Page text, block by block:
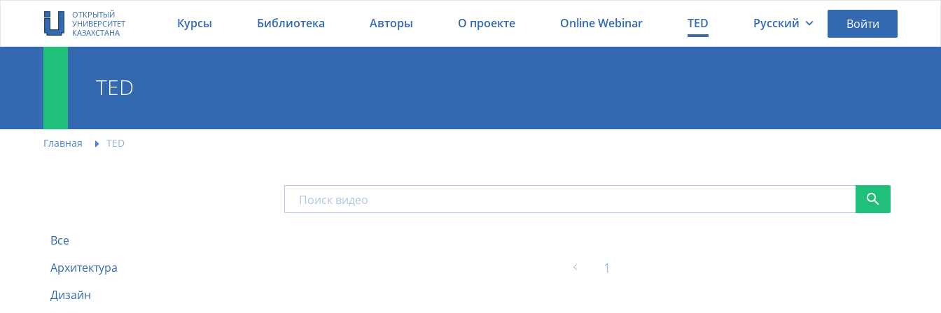
ОТКРЫТЫЙ
УНИВЕРСИТЕТ
КАЗАХСТАНА
Курсы Библиотека Авторы О проекте Online Webinar TED Русский Войти
TED
Главная TED
Все
Архитектура
Дизайн
1